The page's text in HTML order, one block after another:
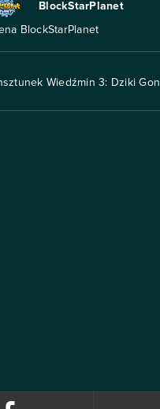
BlockStarPlanet
BlockStarPlanet
Wiedźmin 3: Dziki Gon